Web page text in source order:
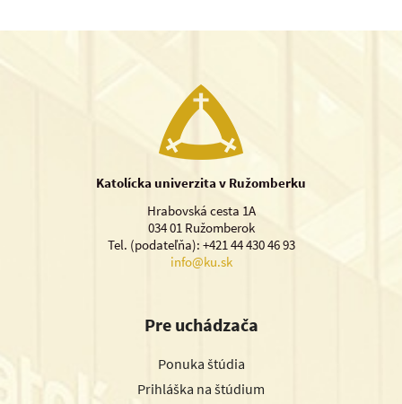
Katolícka univerzita v Ružomberku
Hrabovská cesta 1A
034 01 Ružomberok
Tel. (podateľňa): +421 44 430 46 93
info@ku.sk
Pre uchádzača
Ponuka štúdia
Prihláška na štúdium